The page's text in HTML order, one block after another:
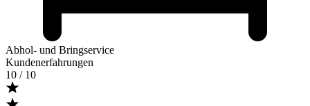
Abhol- und Bringservice
Kundenerfahrungen
10 / 10